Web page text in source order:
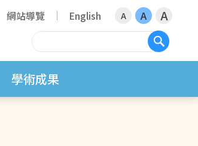
網站導覽 English A A A
學術成果